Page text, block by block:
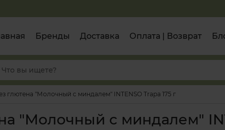
Бренды Доставка Оплата | Возврат
глютена "Молочный с миндалем" INTENSO Trapa 175 г
"Молочный с миндалем"